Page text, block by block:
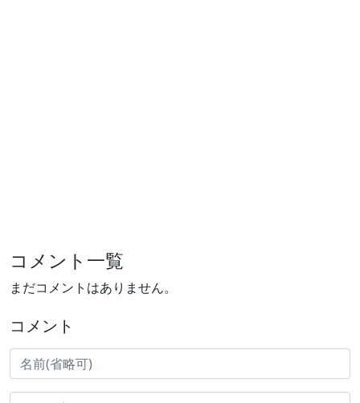
コメント一覧
まだコメントはありません。
コメント